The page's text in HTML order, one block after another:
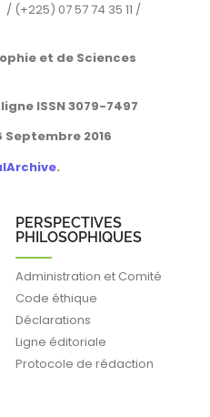
(+225) 07 57 74 35 11 /
et de Sciences
ISSN 3079-7497
Septembre 2016
.
PERSPECTIVES
PHILOSOPHIQUES
Administration et Comité
Code éthique
Déclarations
Ligne éditoriale
Protocole de rédaction